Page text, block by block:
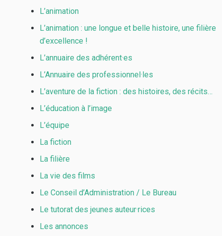
L’animation
L’animation : une longue et belle histoire, une filière
d’excellence !
L’annuaire des adhérent·es
L’Annuaire des professionnel·les
L’aventure de la fiction : des histoires, des récits…
L’éducation à l’image
L’équipe
La fiction
La filière
La vie des films
Le Conseil d’Administration / Le Bureau
Le tutorat des jeunes auteur·rices
Les annonces